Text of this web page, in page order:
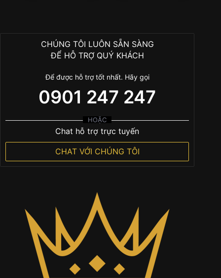
CHÚNG TÔI LUÔN SẴN SÀNG
ĐỂ HỖ TRỢ QUÝ KHÁCH
Để được hỗ trợ tốt nhất. Hãy gọi
HOẶC
Chat hỗ trợ trực tuyến
CHAT VỚI CHÚNG TÔI